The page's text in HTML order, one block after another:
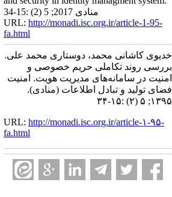
منادی 2017; 5 (2) :15-34
URL: http://monadi.isc.org.ir/article-1-95-
fa.html
خدیوی کاشانی محمد، دوستاری محمد علی.
بررسی روند تکاملی حریم خصوصی و
امنیت در سامانه‌های مدیریت هویت. امنیت
فضای تولید و تبادل اطلاعات (منادی).
۱۳۹۵; ۵ (۲) :۱۵-۳۴
URL: http://monadi.isc.org.ir/article-۱-۹۵-
fa.html